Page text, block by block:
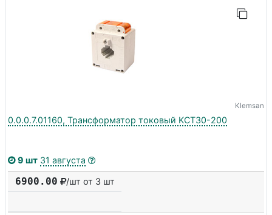
Klemsan
0.0.0.7.01160, Трансформатор токовый KCT30-200
9 шт 31 августа
6900.00 /шт от 3 шт